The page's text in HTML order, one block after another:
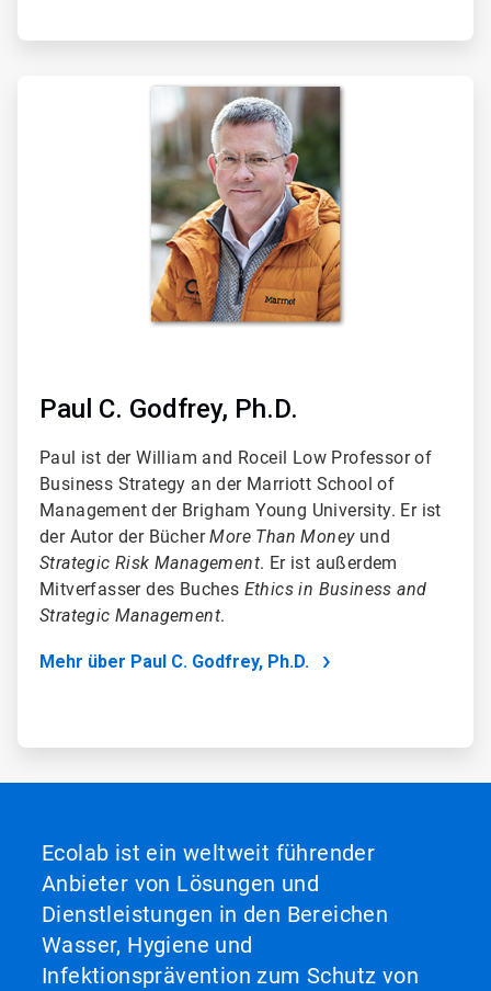
Paul C. Godfrey, Ph.D.
Paul ist der William and Roceil Low Professor of
Business Strategy an der Marriott School of
Management der Brigham Young University. Er ist
der Autor der BücherMore Than Moneyund
Strategic Risk Management. Er ist außerdem
Mitverfasser des Buches Ethics in Business and
Strategic Management.
Mehr über Paul C. Godfrey, Ph.D.
Ecolab ist ein weltweit führender
Anbieter von Lösungen und
Dienstleistungen in den Bereichen
Wasser, Hygiene und
Infektionsprävention zum Schutz von